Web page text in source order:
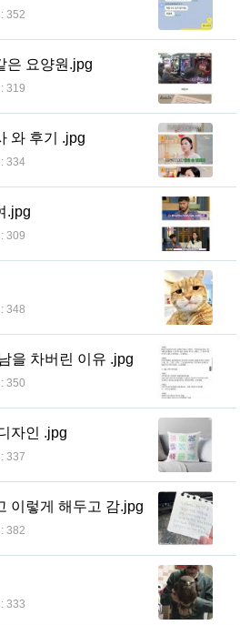
352
은 요양원.jpg
319
와 후기 .jpg
334
.jpg
309
348
을 차버린 이유 .jpg
350
자인 .jpg
337
이렇게 해두고 감.jpg
382
333